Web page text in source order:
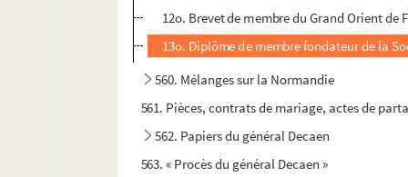
12o. Brevet de membre du Grand Orient de
13o. Diplôme de membre fondateur de la
560. Mélanges sur la Normandie
561. Pièces, contrats de mariage, actes de
562. Papiers du général Decaen
563. « Procès du général Decaen »